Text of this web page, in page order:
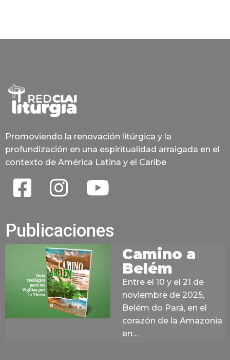
Promoviendo la renovación litúrgica y la
profundización en una espiritualidad arraigada en el
contexto de América Latina y el Caribe
Publicaciones
Camino a
Belém
Entre el 10 y el 21 de
noviembre de 2025,
Belém do Pará, en el
corazón de la Amazonia
en…